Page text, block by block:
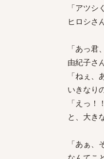
「アツ
ヒロシさ
「あっ
由紀子さ
「ねぇ、
いきなり
「えっ！
と、大き
「あぁ